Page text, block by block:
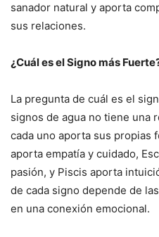
sanador natural y aporta
sus relaciones.
¿Cuál es el Signo más
La pregunta de cuál es el
signos de agua no tiene una
cada uno aporta sus propias
aporta empatía y cuidado,
pasión, y Piscis aporta
de cada signo depende de
en una conexión emocional.